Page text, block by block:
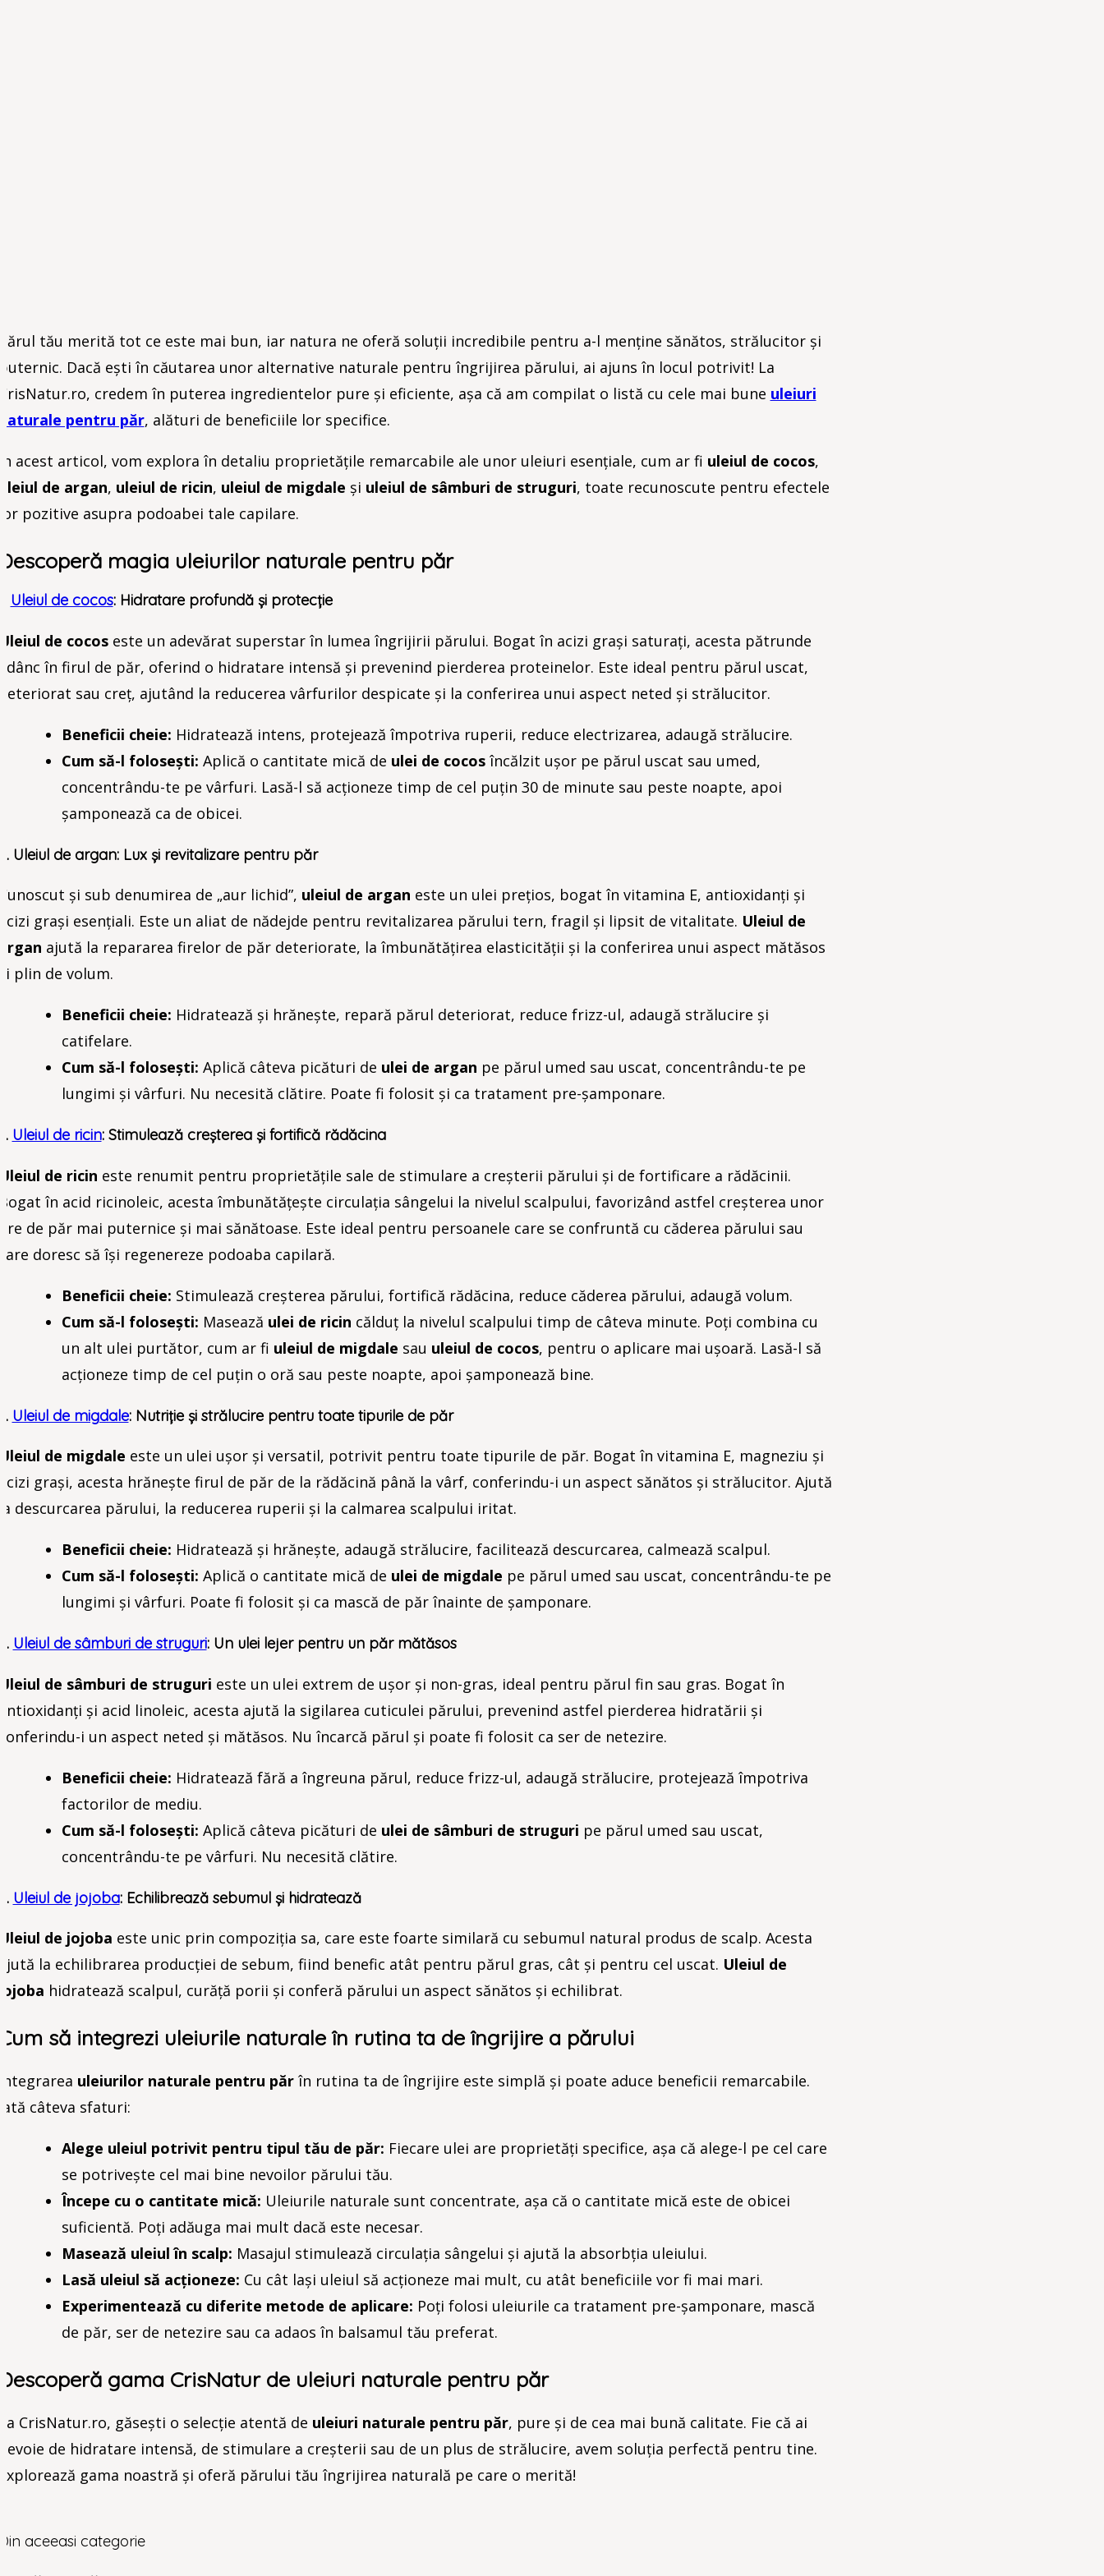
tău merită tot ce este mai bun, iar natura ne oferă soluții incredibile pentru a-l menține sănătos, strălucitor și
Dacă ești în căutarea unor alternative naturale pentru îngrijirea părului, ai ajuns în locul potrivit! La
credem în puterea ingredientelor pure și eficiente, așa că am compilat o listă cu cele mai bune uleiuri
pentru păr, alături de beneficiile lor specifice.
acest articol, vom explora în detaliu proprietățile remarcabile ale unor uleiuri esențiale, cum ar fi uleiul de cocos,
de argan, uleiul de ricin, uleiul de migdale și uleiul de sâmburi de struguri, toate recunoscute pentru efectele
pozitive asupra podoabei tale capilare.
magia uleiurilor naturale pentru păr
Uleiul de cocos: Hidratare profundă și protecție
de cocoseste un adevărat superstar în lumea îngrijirii părului. Bogat în acizi grași saturați, acesta pătrunde
în firul de păr, oferind o hidratare intensă și prevenind pierderea proteinelor. Este ideal pentru părul uscat,
sau creț, ajutând la reducerea vârfurilor despicate și la conferirea unui aspect neted și strălucitor.
Beneficii cheie: Hidratează intens, protejează împotriva ruperii, reduce electrizarea, adaugă strălucire.
Cum să-l folosești: Aplică o cantitate mică de ulei de cocos încălzit ușor pe părul uscat sau umed,
concentrându-te pe vârfuri. Lasă-l să acționeze timp de cel puțin 30 de minute sau peste noapte, apoi
șamponează ca de obicei.
Uleiul de argan: Lux și revitalizare pentru păr
și sub denumirea de „aur lichid”, uleiul de argan este un ulei prețios, bogat în vitamina E, antioxidanți și
grași esențiali. Este un aliat de nădejde pentru revitalizarea părului tern, fragil și lipsit de vitalitate. Uleiul de
ajută la repararea firelor de păr deteriorate, la îmbunătățirea elasticității și la conferirea unui aspect mătăsos
plin de volum.
Beneficii cheie: Hidratează și hrănește, repară părul deteriorat, reduce frizz-ul, adaugă strălucire și
catifelare.
Cum să-l folosești: Aplică câteva picături de ulei de argan pe părul umed sau uscat, concentrându-te pe
lungimi și vârfuri. Nu necesită clătire. Poate fi folosit și ca tratament pre-șamponare.
Uleiul de ricin: Stimulează creșterea și fortifică rădăcina
de ricin este renumit pentru proprietățile sale de stimulare a creșterii părului și de fortificare a rădăcinii.
în acid ricinoleic, acesta îmbunătățește circulația sângelui la nivelul scalpului, favorizând astfel creșterea unor
de păr mai puternice și mai sănătoase. Este ideal pentru persoanele care se confruntă cu căderea părului sau
doresc să își regenereze podoaba capilară.
Beneficii cheie: Stimulează creșterea părului, fortifică rădăcina, reduce căderea părului, adaugă volum.
Cum să-l folosești: Masează ulei de ricin călduț la nivelul scalpului timp de câteva minute. Poți combina cu
un alt ulei purtător, cum ar fi uleiul de migdale sau uleiul de cocos, pentru o aplicare mai ușoară. Lasă-l să
acționeze timp de cel puțin o oră sau peste noapte, apoi șamponează bine.
Uleiul de migdale: Nutriție și strălucire pentru toate tipurile de păr
de migdale este un ulei ușor și versatil, potrivit pentru toate tipurile de păr. Bogat în vitamina E, magneziu și
grași, acesta hrănește firul de păr de la rădăcină până la vârf, conferindu-i un aspect sănătos și strălucitor. Ajută
descurcarea părului, la reducerea ruperii și la calmarea scalpului iritat.
Beneficii cheie: Hidratează și hrănește, adaugă strălucire, facilitează descurcarea, calmează scalpul.
Cum să-l folosești: Aplică o cantitate mică de ulei de migdale pe părul umed sau uscat, concentrându-te pe
lungimi și vârfuri. Poate fi folosit și ca mască de păr înainte de șamponare.
Uleiul de sâmburi de struguri: Un ulei lejer pentru un păr mătăsos
de sâmburi de struguri este un ulei extrem de ușor și non-gras, ideal pentru părul fin sau gras. Bogat în
și acid linoleic, acesta ajută la sigilarea cuticulei părului, prevenind astfel pierderea hidratării și
i un aspect neted și mătăsos. Nu încarcă părul și poate fi folosit ca ser de netezire.
Beneficii cheie: Hidratează fără a îngreuna părul, reduce frizz-ul, adaugă strălucire, protejează împotriva
factorilor de mediu.
Cum să-l folosești: Aplică câteva picături de ulei de sâmburi de struguri pe părul umed sau uscat,
concentrându-te pe vârfuri. Nu necesită clătire.
Uleiul de jojoba: Echilibrează sebumul și hidratează
de jojoba este unic prin compoziția sa, care este foarte similară cu sebumul natural produs de scalp. Acesta
la echilibrarea producției de sebum, fiind benefic atât pentru părul gras, cât și pentru cel uscat. Uleiul de
hidratează scalpul, curăță porii și conferă părului un aspect sănătos și echilibrat.
să integrezi uleiurile naturale în rutina ta de îngrijire a părului
uleiurilor naturale pentru părîn rutina ta de îngrijire este simplă și poate aduce beneficii remarcabile.
câteva sfaturi:
Alege uleiul potrivit pentru tipul tău de păr: Fiecare ulei are proprietăți specifice, așa că alege-l pe cel care
se potrivește cel mai bine nevoilor părului tău.
Începe cu o cantitate mică: Uleiurile naturale sunt concentrate, așa că o cantitate mică este de obicei
suficientă. Poți adăuga mai mult dacă este necesar.
Masează uleiul în scalp: Masajul stimulează circulația sângelui și ajută la absorbția uleiului.
Lasă uleiul să acționeze: Cu cât lași uleiul să acționeze mai mult, cu atât beneficiile vor fi mai mari.
Experimentează cu diferite metode de aplicare: Poți folosi uleiurile ca tratament pre-șamponare, mască
de păr, ser de netezire sau ca adaos în balsamul tău preferat.
gama CrisNatur de uleiuri naturale pentru păr
CrisNatur.ro, găsești o selecție atentă de uleiuri naturale pentru păr, pure și de cea mai bună calitate. Fie că ai
de hidratare intensă, de stimulare a creșterii sau de un plus de strălucire, avem soluția perfectă pentru tine.
gama noastră și oferă părului tău îngrijirea naturală pe care o merită!
aceeasi categorie